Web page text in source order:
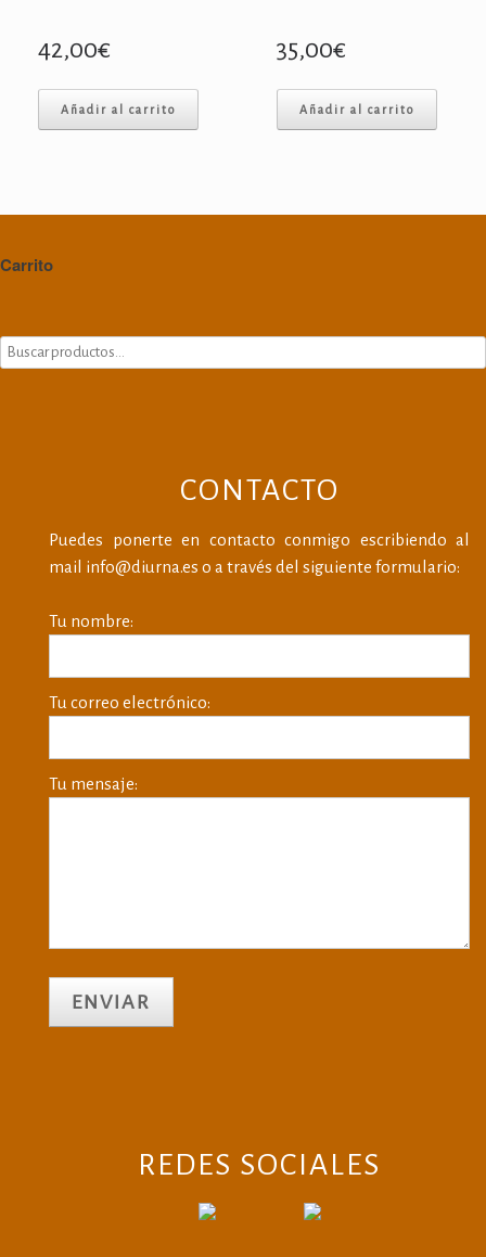
42,00€
Añadir al carrito
35,00€
Añadir al carrito
Carrito
CONTACTO
Puedes ponerte en contacto conmigo escribiendo al
mail info@diurna.es o a través del siguiente formulario:
Tu nombre:
Tu correo electrónico:
Tu mensaje:
REDES SOCIALES